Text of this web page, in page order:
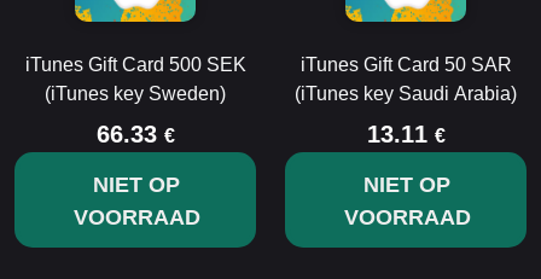
iTunes Gift Card 500 SEK
(iTunes key Sweden)
66.33 €
NIET OP
VOORRAAD
iTunes Gift Card 50 SAR
(iTunes key Saudi Arabia)
13.11 €
NIET OP
VOORRAAD